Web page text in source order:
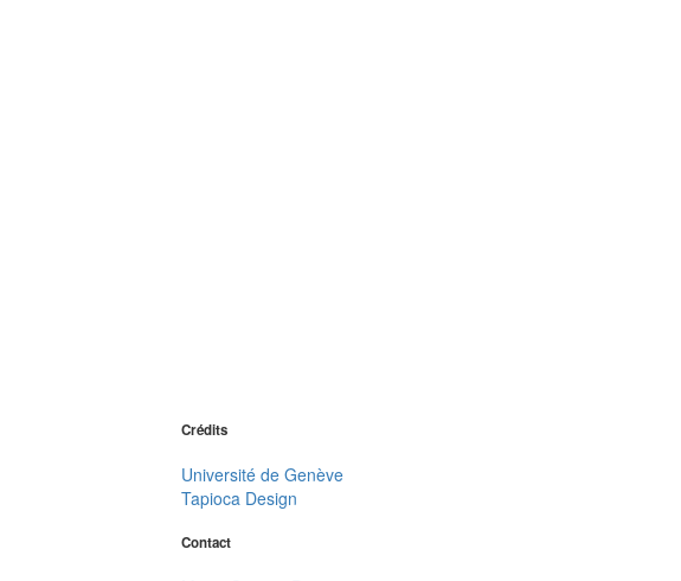
Crédits
Université de Genève
Tapioca Design
Contact